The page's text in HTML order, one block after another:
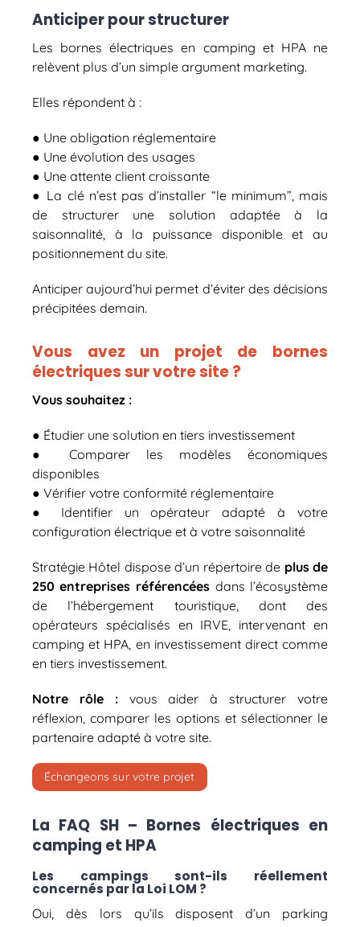
Anticiper pour structurer
Les bornes électriques en camping et HPA ne
relèvent plus d’un simple argument marketing.
Elles répondent à :
● Une obligation réglementaire
● Une évolution des usages
● Une attente client croissante
● La clé n’est pas d’installer “le minimum”, mais
de structurer une solution adaptée à la
saisonnalité, à la puissance disponible et au
positionnement du site.
Anticiper aujourd’hui permet d’éviter des décisions
précipitées demain.
Vous avez un projet de bornes
électriques sur votre site ?
Vous souhaitez :
● Étudier une solution en tiers investissement
● Comparer les modèles économiques
disponibles
● Vérifier votre conformité réglementaire
● Identifier un opérateur adapté à votre
configuration électrique et à votre saisonnalité
Stratégie Hôtel dispose d’un répertoire de plus de
250 entreprises référencées dans l’écosystème
de l’hébergement touristique, dont des
opérateurs spécialisés en IRVE, intervenant en
camping et HPA, en investissement direct comme
en tiers investissement.
Notre rôle :vous aider à structurer votre
réflexion, comparer les options et sélectionner le
partenaire adapté à votre site.
Échangeons sur votre projet
La FAQ SH – Bornes électriques en
camping et HPA
Les campings sont-ils réellement
concernés par la Loi LOM ?
Oui, dès lors qu’ils disposent d’un parking